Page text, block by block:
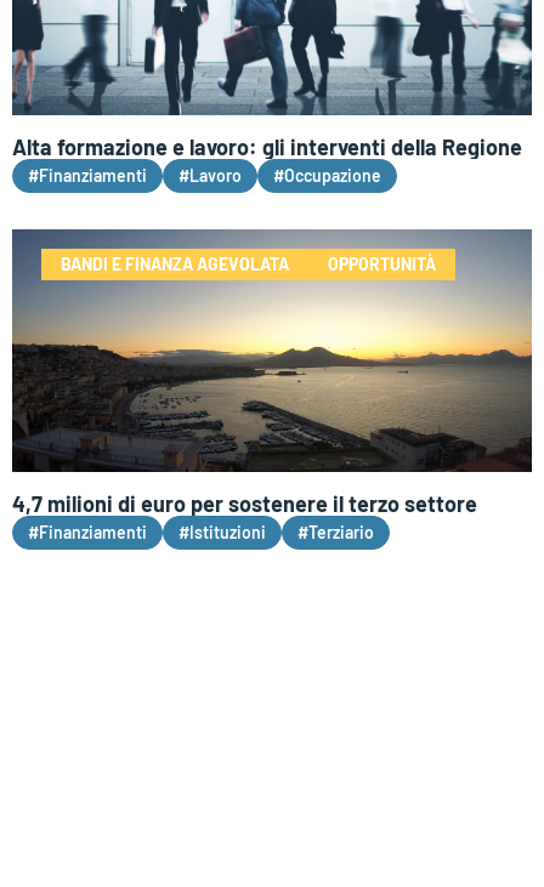
Alta formazione e lavoro: gli interventi della Regione
#Finanziamenti #Lavoro #Occupazione
BANDI E FINANZA AGEVOLATA OPPORTUNITÀ
4,7 milioni di euro per sostenere il terzo settore
#Finanziamenti #Istituzioni #Terziario